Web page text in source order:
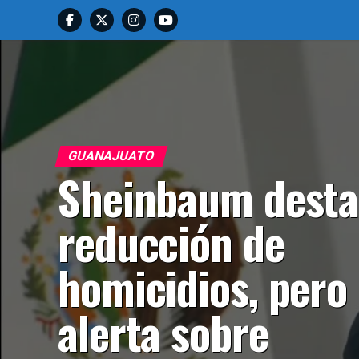
GUANAJUATO
Sheinbaum
reducción de
homicidios, pero
alerta sobre